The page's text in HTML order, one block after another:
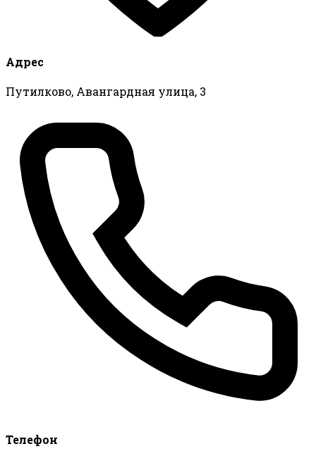
Адрес
Путилково, Авангардная улица, 3
Телефон